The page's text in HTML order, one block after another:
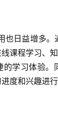
也日益增多。
课程学习、
学习体验。
度和兴趣进